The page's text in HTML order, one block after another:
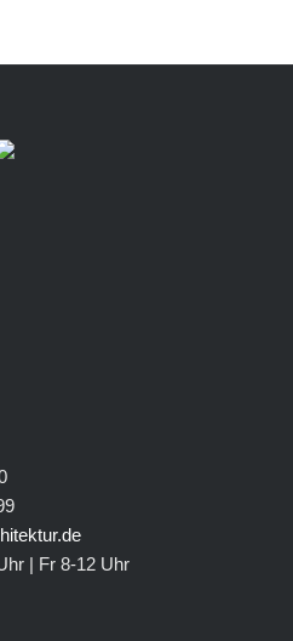
| Fr 8-12 Uhr